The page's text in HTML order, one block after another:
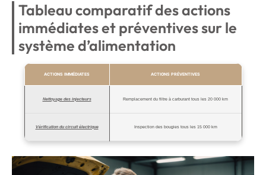
Tableau comparatif des actions
immédiates et préventives sur le
système d’alimentation
ACTIONS IMMÉDIATES ACTIONS PRÉVENTIVES
Nettoyage des injecteurs Remplacement du filtre à carburant tous les 20 000 km
Vérification du circuit électrique Inspection des bougies tous les 15 000 km